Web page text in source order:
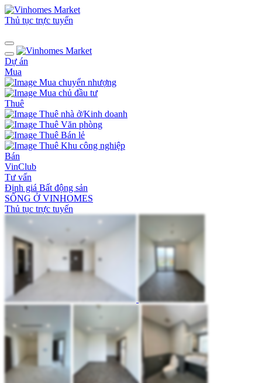
Thủ tục trực tuyến
Dự án
Mua
Mua chuyển nhượng
Mua chủ đầu tư
Thuê
Thuê nhà ở/Kinh doanh
Thuê Văn phòng
Thuê Bán lẻ
Thuê Khu công nghiệp
Bán
VinClub
Tư vấn
Định giá Bất động sản
SỐNG Ở VINHOMES
Thủ tục trực tuyến